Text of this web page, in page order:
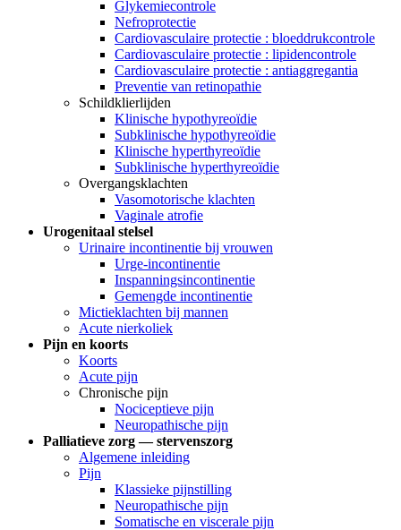
Glykemiecontrole
Nefroprotectie
Cardiovasculaire protectie : bloeddrukcontrole
Cardiovasculaire protectie : lipidencontrole
Cardiovasculaire protectie : antiaggregantia
Preventie van retinopathie
Schildklierlijden
Klinische hypothyreoïdie
Subklinische hypothyreoïdie
Klinische hyperthyreoïdie
Subklinische hyperthyreoïdie
Overgangsklachten
Vasomotorische klachten
Vaginale atrofie
Urogenitaal stelsel
Urinaire incontinentie bij vrouwen
Urge-incontinentie
Inspanningsincontinentie
Gemengde incontinentie
Mictieklachten bij mannen
Acute nierkoliek
Pijn en koorts
Koorts
Acute pijn
Chronische pijn
Nociceptieve pijn
Neuropathische pijn
Palliatieve zorg — stervenszorg
Algemene inleiding
Pijn
Klassieke pijnstilling
Neuropathische pijn
Somatische en viscerale pijn